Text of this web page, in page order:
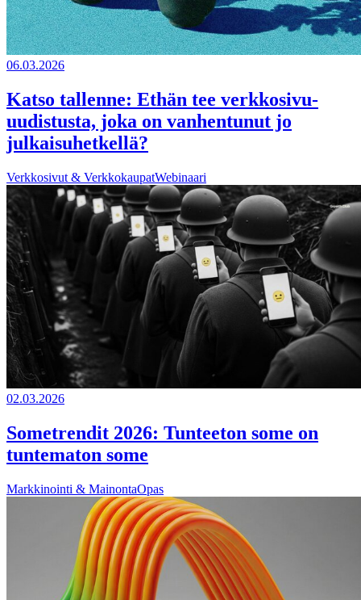
06.03.2026
Katso tallenne: Ethän tee verkkosivu-
uudistusta, joka on vanhentunut jo
julkaisuhetkellä?
Verkkosivut & VerkkokaupatWebinaari
02.03.2026
Sometrendit 2026: Tunteeton some on
tuntematon some
Markkinointi & MainontaOpas